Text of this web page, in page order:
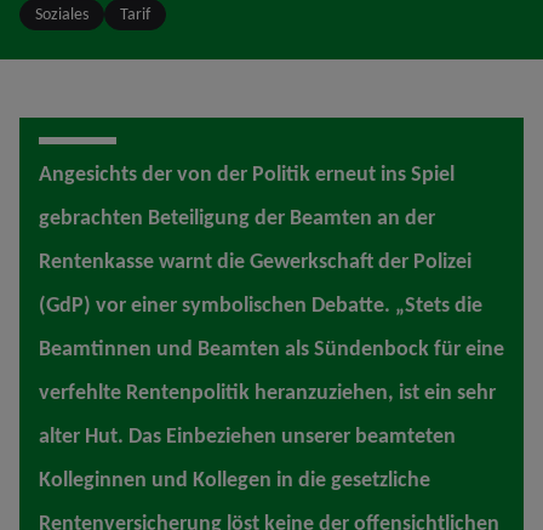
Soziales Tarif
Angesichts der von der Politik erneut ins Spiel
gebrachten Beteiligung der Beamten an der
Rentenkasse warnt die Gewerkschaft der Polizei
(GdP) vor einer symbolischen Debatte. „Stets die
Beamtinnen und Beamten als Sündenbock für eine
verfehlte Rentenpolitik heranzuziehen, ist ein sehr
alter Hut. Das Einbeziehen unserer beamteten
Kolleginnen und Kollegen in die gesetzliche
Rentenversicherung löst keine der offensichtlichen